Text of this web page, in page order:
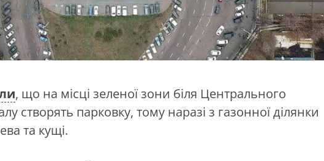
, що на місці зеленої зони біля Центрального
створять парковку, тому наразі з газонної ділянки
та кущі.